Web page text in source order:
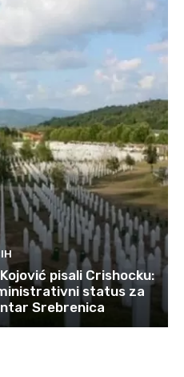
pisali Crishocku:
status za
Srebrenica